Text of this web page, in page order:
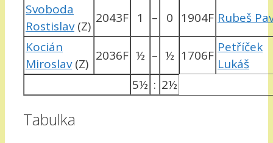
Svoboda
Rostislav(Z)
2043F 1 – 0 1904F Rubeš
Kocián
Miroslav(Z)
2036F ½ – ½ 1706F
Petříček
Lukáš
5½ : 2½
Tabulka